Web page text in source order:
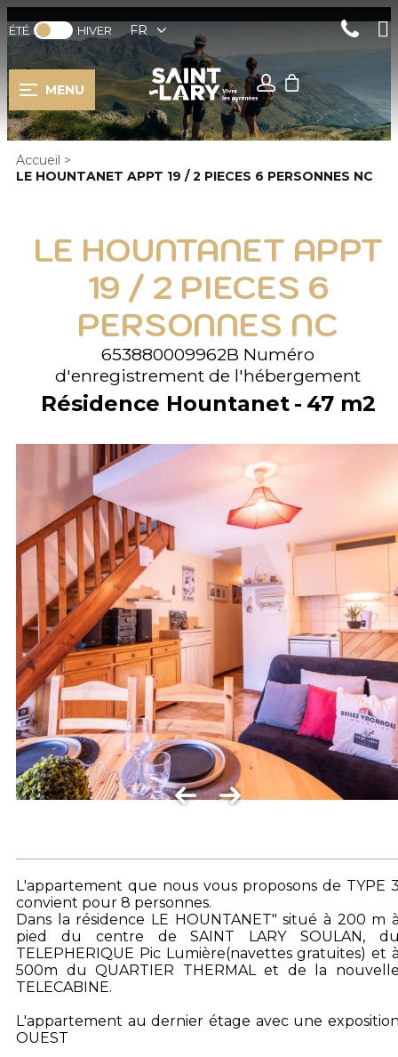
ÉTÉ HIVER FR
MENU
Accueil >
LE HOUNTANET APPT 19 / 2 PIECES 6 PERSONNES NC
LE HOUNTANET APPT
19 / 2 PIECES 6
PERSONNES NC
653880009962B Numéro
d'enregistrement de l'hébergement
Résidence Hountanet 47 m2
L'appartement que nous vous proposons de TYPE
convient pour 8 personnes.
Dans la résidence LE HOUNTANET" situé à 200 m
pied du centre de SAINT LARY SOULAN,
TELEPHERIQUE Pic Lumière(navettes gratuites) et
500m du QUARTIER THERMAL et de la
TELECABINE.
L'appartement au dernier étage avec une
OUEST